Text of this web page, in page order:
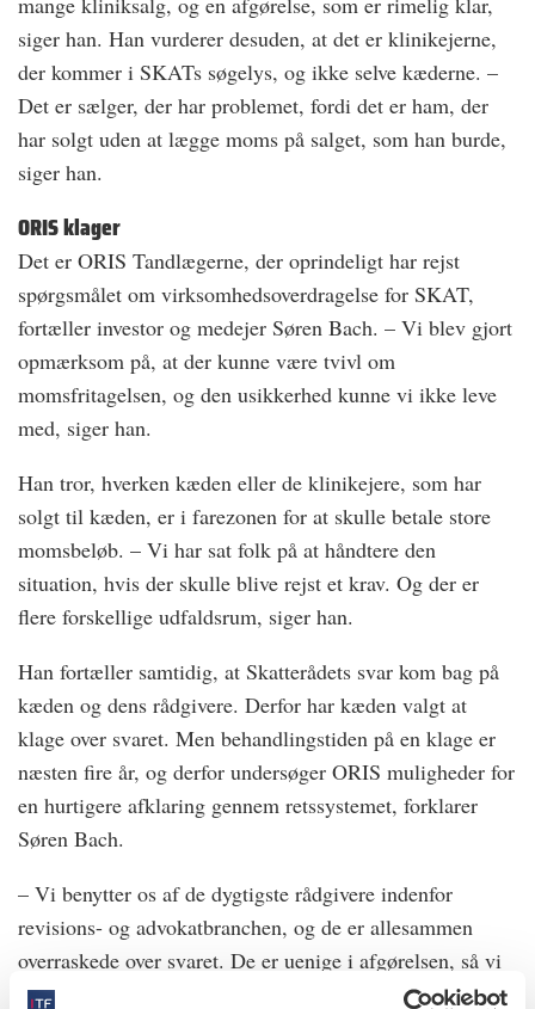
siger han. Han vurderer desuden, at det er klinikejerne,
der kommer i SKATs søgelys, og ikke selve kæderne. –
Det er sælger, der har problemet, fordi det er ham, der
har solgt uden at lægge moms på salget, som han burde,
siger han.
ORIS klager
Det er ORIS Tandlægerne, der oprindeligt har rejst
spørgsmålet om virksomhedsoverdragelse for SKAT,
fortæller investor og medejer Søren Bach. – Vi blev gjort
opmærksom på, at der kunne være tvivl om
momsfritagelsen, og den usikkerhed kunne vi ikke leve
med, siger han.
Han tror, hverken kæden eller de klinikejere, som har
solgt til kæden, er i farezonen for at skulle betale store
momsbeløb. – Vi har sat folk på at håndtere den
situation, hvis der skulle blive rejst et krav. Og der er
flere forskellige udfaldsrum, siger han.
Han fortæller samtidig, at Skatterådets svar kom bag på
kæden og dens rådgivere. Derfor har kæden valgt at
klage over svaret. Men behandlingstiden på en klage er
næsten fire år, og derfor undersøger ORIS muligheder for
en hurtigere afklaring gennem retssystemet, forklarer
Søren Bach.
– Vi benytter os af de dygtigste rådgivere indenfor
revisions- og advokatbranchen, og de er allesammen
overraskede over svaret. De er uenige i afgørelsen, så vi
er trygge ved, at vi finder en fornuftig løsning, siger han.